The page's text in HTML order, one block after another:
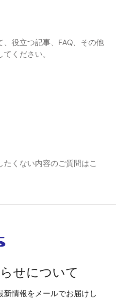
役立つ記事、FAQ、その他
ください。
くない内容のご質問はこ
せについて
情報をメールでお届けし